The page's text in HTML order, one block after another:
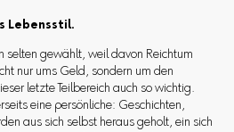
Lebensstil.
selten gewählt, weil davon Reichtum
nur ums Geld, sondern um den
letzte Teilbereich auch so wichtig.
eine persönliche: Geschichten,
aus sich selbst heraus geholt, ein sich